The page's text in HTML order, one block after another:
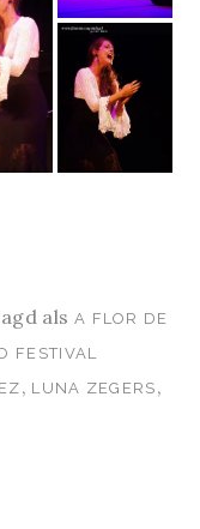
als A FLOR DE
FESTIVAL
, LUNA ZEGERS ,